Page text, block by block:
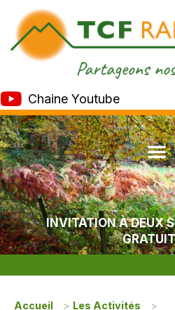
Chaine Youtube
INVITATION À DEUX
Accueil > Les Activités >